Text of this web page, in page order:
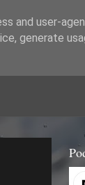
and user-
generate